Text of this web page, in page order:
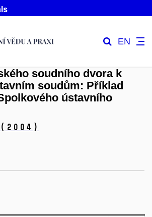
EN
soudního dvora k
soudům: Příklad
ústavního
(2004)